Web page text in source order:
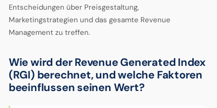
Entscheidungen über Preisgestaltung,
Marketingstrategien und das gesamte Revenue
Management zu treffen.
Wie wird der Revenue Generated Index
(RGI) berechnet, und welche Faktoren
beeinflussen seinen Wert?